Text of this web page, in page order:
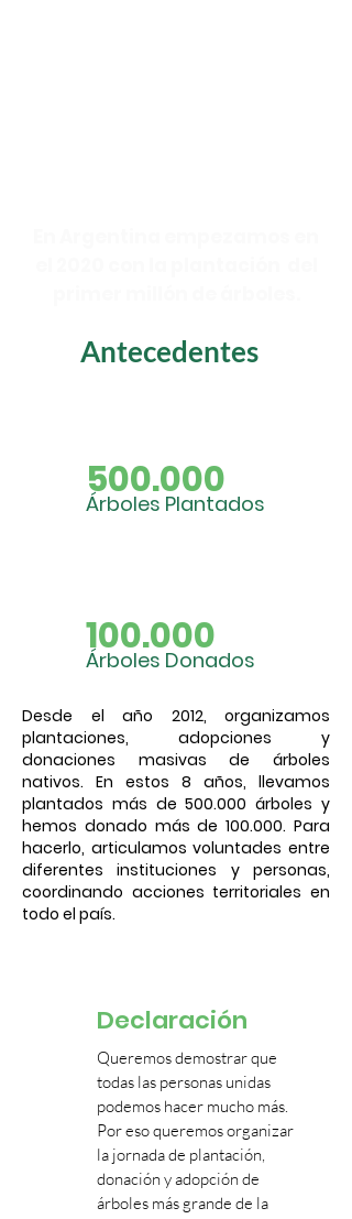
Antecedentes
500.000
Árboles Plantados
100.000
Árboles Donados
Desde el año 2012, organizamos
plantaciones, adopciones y
donaciones masivas de árboles
nativos. En estos 8 años, llevamos
plantados más de 500.000 árboles y
hemos donado más de 100.000. Para
hacerlo, articulamos voluntades entre
diferentes instituciones y personas,
coordinando acciones territoriales en
todo el país.
Declaración
Queremos demostrar que
todas las personas unidas
podemos hacer mucho más.
Por eso queremos organizar
la jornada de plantación,
donación y adopción de
árboles más grande de la